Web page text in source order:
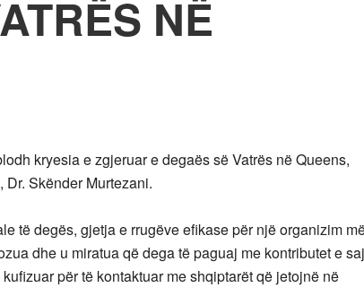
NË
kryesia e zgjeruar e degaës së Vatrës në Queens,
Skënder Murtezani.
të degës, gjetja e rrugëve efikase për një organizim
dhe u miratua që dega të paguaj me kontributet e saj
për të kontaktuar me shqiptarët që jetojnë në